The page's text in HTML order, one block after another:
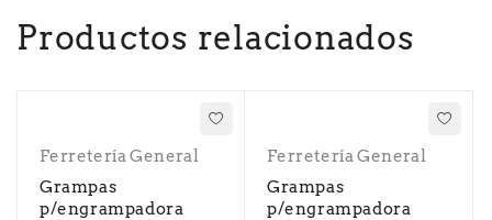
Productos relacionados
Ferretería General
Grampas
p/engrampadora
Ferretería General
Grampas
p/engrampadora